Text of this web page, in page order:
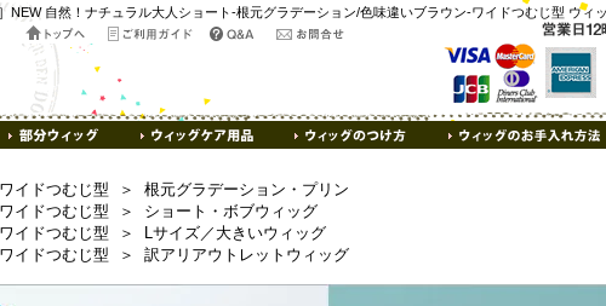
NEW 自然！ナチュラル大人ショート-根元グラデーション/色味違いブラウン-ワイドつむじ型 ウ
ワイドつむじ型 ＞
根元グラデーション・プリン
ワイドつむじ型 ＞
ショート・ボブウィッグ
ワイドつむじ型 ＞
Lサイズ／大きいウィッグ
ワイドつむじ型 ＞ 訳アリアウトレットウィッグ